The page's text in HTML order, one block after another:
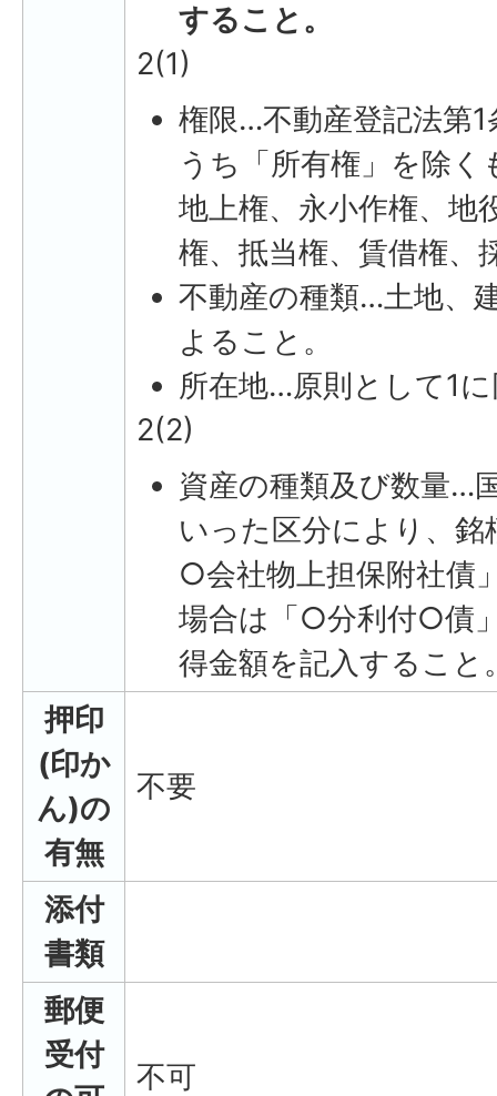
すること。
2(1)
権限…不動産登記法第
うち「所有権」を除
地上権、永小作権、地
権、抵当権、賃借権、
不動産の種類…土地、
よること。
所在地…原則として1
2(2)
資産の種類及び数量…
いった区分により、
○会社物上担保附社債
場合は「○分利付○債
得金額を記入すること
押印
(印か
ん)の
有無
不要
添付
書類
郵便
受付
不可